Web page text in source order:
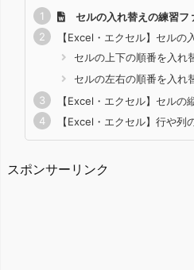
セルの入れ替えの練習フ
【Excel・エクセル】セルの
セルの上下の順番を入れ
セルの左右の順番を入れ
【Excel・エクセル】セルの
【Excel・エクセル】行や列
スポンサーリンク